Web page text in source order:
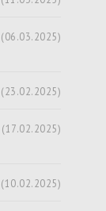
(06.03.2025)
(23.02.2025)
(17.02.2025)
(10.02.2025)